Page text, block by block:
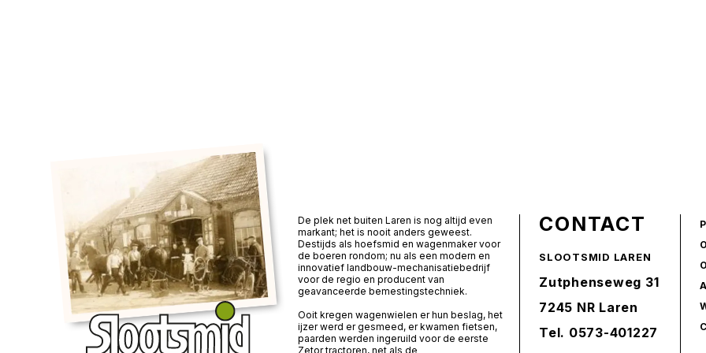
De plek net buiten Laren is nog altijd even
markant; het is nooit anders geweest.
Destijds als hoefsmid en wagenmaker voor
de boeren rondom; nu als een modern en
innovatief landbouw-mechanisatiebedrijf
voor de regio en producent van
geavanceerde bemestingstechniek.
Ooit kregen wagenwielen er hun beslag, het
ijzer werd er gesmeed, er kwamen fietsen,
paarden werden ingeruild voor de eerste
Zetor tractoren, net als de
CONTACT
SLOOTSMID LAREN
Zutphenseweg 31
7245 NR Laren
Tel. 0573-401227